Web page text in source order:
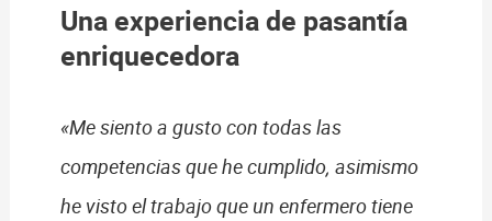
Una experiencia de pasantía
enriquecedora
«Me siento a gusto con todas las
competencias que he cumplido, asimismo
he visto el trabajo que un enfermero tiene